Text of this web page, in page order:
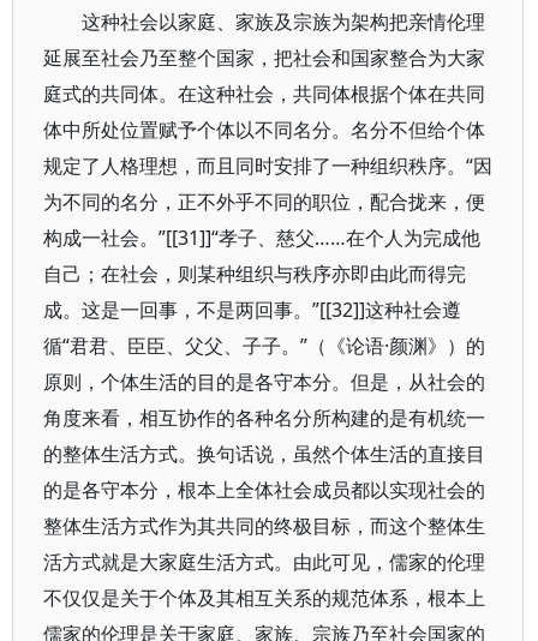
这种社会以家庭、家族及宗族为架构把亲情伦理
延展至社会乃至整个国家，把社会和国家整合为大家
庭式的共同体。在这种社会，共同体根据个体在共同
体中所处位置赋予个体以不同名分。名分不但给个体
规定了人格理想，而且同时安排了一种组织秩序。“因
为不同的名分，正不外乎不同的职位，配合拢来，便
构成一社会。”[[31]]“孝子、慈父……在个人为完成他
自己；在社会，则某种组织与秩序亦即由此而得完
成。这是一回事，不是两回事。”[[32]]这种社会遵
循“君君、臣臣、父父、子子。”（《论语·颜渊》）的
原则，个体生活的目的是各守本分。但是，从社会的
角度来看，相互协作的各种名分所构建的是有机统一
的整体生活方式。换句话说，虽然个体生活的直接目
的是各守本分，根本上全体社会成员都以实现社会的
整体生活方式作为其共同的终极目标，而这个整体生
活方式就是大家庭生活方式。由此可见，儒家的伦理
不仅仅是关于个体及其相互关系的规范体系，根本上
儒家的伦理是关于家庭、家族、宗族乃至社会国家的